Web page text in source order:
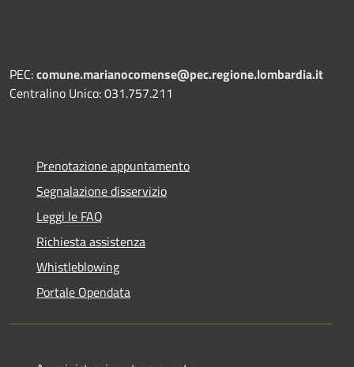
PEC:comune.marianocomense@pec.regione.lombardia.it
Centralino Unico: 031.757.211
Prenotazione appuntamento
Segnalazione disservizio
Leggi le FAQ
Richiesta assistenza
Whistleblowing
Portale Opendata